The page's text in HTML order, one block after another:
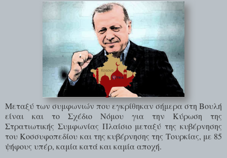
Μεταξύ των συμφωνιών που εγκρίθηκαν σήμερα στη Βουλή
είναι και το Σχέδιο Νόμου για την Κύρωση της
Στρατιωτικής Συμφωνίας Πλαίσιο μεταξύ της κυβέρνησης
του Κοσσυφοπεδίου και της κυβέρνησης της Τουρκίας, με 85
ψήφους υπέρ, καμία κατά και καμία αποχή.